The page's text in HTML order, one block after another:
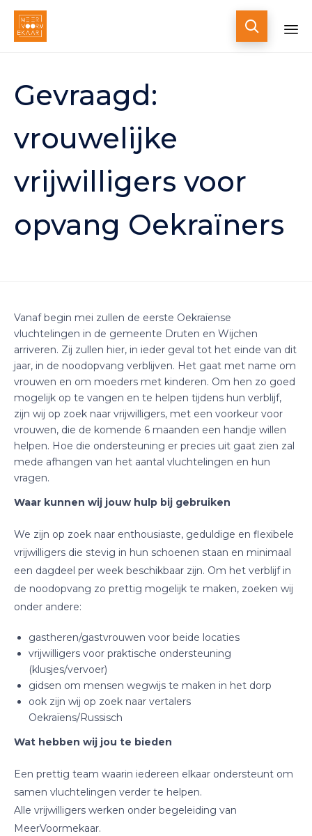

content
Gevraagd:
vrouwelijke
vrijwilligers voor
opvang Oekraïners
Vanaf begin mei zullen de eerste Oekraïense
vluchtelingen in de gemeente Druten en Wijchen
arriveren. Zij zullen hier, in ieder geval tot het einde van dit
jaar, in de noodopvang verblijven. Het gaat met name om
vrouwen en om moeders met kinderen. Om hen zo goed
mogelijk op te vangen en te helpen tijdens hun verblijf,
zijn wij op zoek naar vrijwilligers, met een voorkeur voor
vrouwen, die de komende 6 maanden een handje willen
helpen. Hoe die ondersteuning er precies uit gaat zien zal
mede afhangen van het aantal vluchtelingen en hun
vragen.
Waar kunnen wij jouw hulp bij gebruiken
We zijn op zoek naar enthousiaste, geduldige en flexibele
vrijwilligers die stevig in hun schoenen staan en minimaal
een dagdeel per week beschikbaar zijn. Om het verblijf in
de noodopvang zo prettig mogelijk te maken, zoeken wij
onder andere:
gastheren/gastvrouwen voor beide locaties
vrijwilligers voor praktische ondersteuning
(klusjes/vervoer)
gidsen om mensen wegwijs te maken in het dorp
ook zijn wij op zoek naar vertalers
Oekraïens/Russisch
Wat hebben wij jou te bieden
Een prettig team waarin iedereen elkaar ondersteunt om
samen vluchtelingen verder te helpen.
Alle vrijwilligers werken onder begeleiding van
MeerVoormekaar.